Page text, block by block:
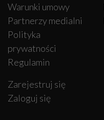
Warunki umowy
Partnerzy medialni
Polityka
prywatności
Regulamin
Zarejestruj się
Zaloguj się